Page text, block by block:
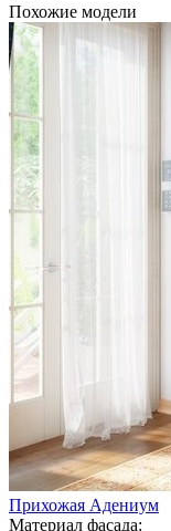
Похожие модели
Прихожая Адениум
Материал фасада: